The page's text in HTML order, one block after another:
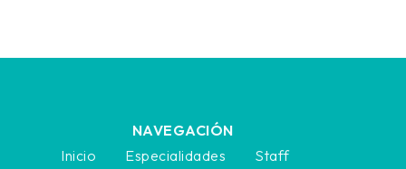
NAVEGACIÓN
Inicio
Especialidades Staff